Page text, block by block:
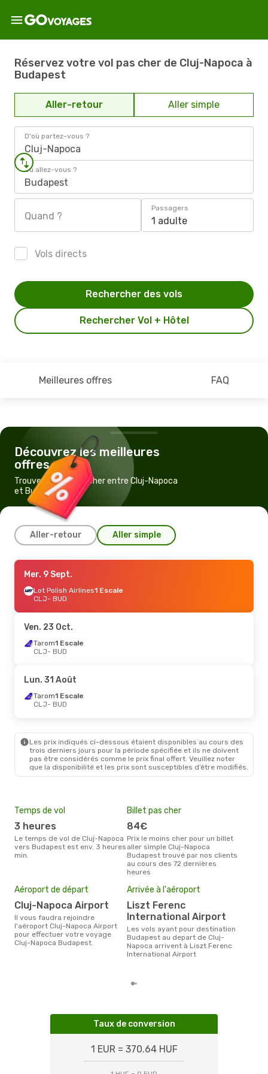
Réservez votre vol pas cher de Cluj-Napoca à
Budapest
Aller-retour Aller simple
D'où partez-vous ?
Cluj-Napoca
Où allez-vous ?
Budapest
Quand ?
Passagers
1 adulte
Vols directs
Rechercher Vol + Hôtel
Rechercher des vols
Meilleures offres FAQ
Découvrez les meilleures
offres
Trouvez un vol pas cher entre Cluj-Napoca
et Budapest
Aller-retour Aller simple
Jeu. 22 Oct.
Swiss International Air Lines
1 Escale
Lufthansa1 Escale
BUD- CLJ
Dim. 6 Sept.
CLJ- BUD
Lufthansa1 Escale
BUD- CLJ
Mer. 9 Sept.
Lot Polish Airlines1 Escale
CLJ- BUD
Ven. 23 Oct.
Tarom1 Escale
CLJ- BUD
Lun. 31 Août
Tarom1 Escale
CLJ- BUD
Les prix indiqués ci-dessous étaient disponibles au cours des
trois derniers jours pour la période spécifiée et ils ne doivent
pas être considérés comme le prix final offert. Veuillez noter
que la disponibilité et les prix sont susceptibles d’être modifiés.
Temps de vol
3 heures
Le temps de vol de Cluj-Napoca
vers Budapest est env. 3 heures
min.
Billet pas cher
84€
Prix le moins cher pour un billet
aller simple Cluj-Napoca
Budapest trouvé par nos clients
au cours des 72 dernières
heures
Aéroport de départ
Cluj-Napoca Airport
Il vous faudra rejoindre
l'aéroport Cluj-Napoca Airport
pour effectuer votre voyage
Cluj-Napoca Budapest.
Arrivée à l'aéroport
Liszt Ferenc
International Airport
Les vols ayant pour destination
Budapest au depart de Cluj-
Napoca arrivent à Liszt Ferenc
International Airport
Taux de conversion
1 EUR = 370.64 HUF